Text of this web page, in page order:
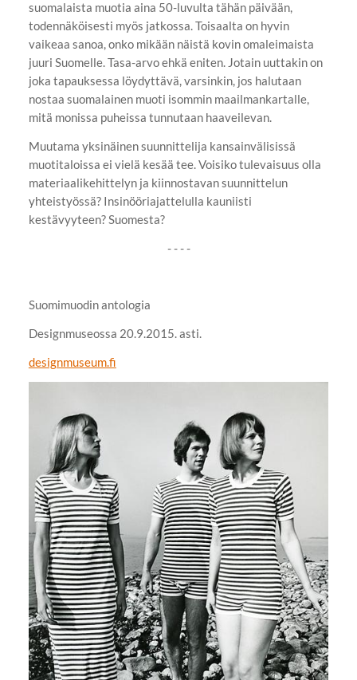
suomalaista muotia aina 50-luvulta tähän päivään,
todennäköisesti myös jatkossa. Toisaalta on hyvin
vaikeaa sanoa, onko mikään näistä kovin omaleimaista
juuri Suomelle. Tasa-arvo ehkä eniten. Jotain uuttakin on
joka tapauksessa löydyttävä, varsinkin, jos halutaan
nostaa suomalainen muoti isommin maailmankartalle,
mitä monissa puheissa tunnutaan haaveilevan.
Muutama yksinäinen suunnittelija kansainvälisissä
muotitaloissa ei vielä kesää tee. Voisiko tulevaisuus olla
materiaalikehittelyn ja kiinnostavan suunnittelun
yhteistyössä? Insinööriajattelulla kauniisti
kestävyyteen? Suomesta?
- - - -
Suomimuodin antologia
Designmuseossa 20.9.2015. asti.
designmuseum.fi